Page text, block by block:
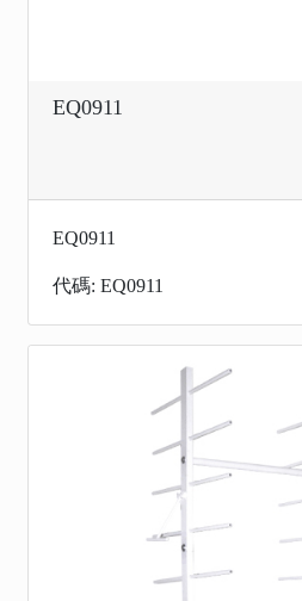
EQ0911
EQ0911
代碼: EQ0911